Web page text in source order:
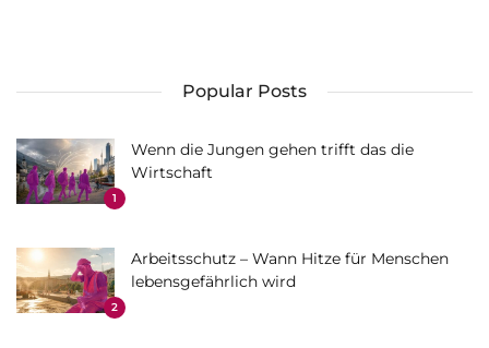
Popular Posts
1
Wenn die Jungen gehen trifft das die
Wirtschaft
2
Arbeitsschutz – Wann Hitze für Menschen
lebensgefährlich wird